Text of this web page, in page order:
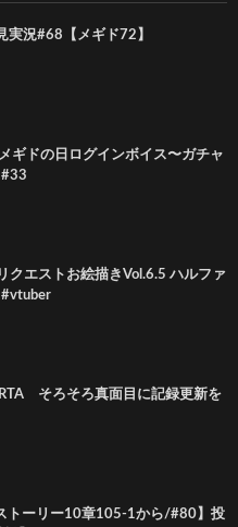
実況#68【メギド72】
ギドの日ログインボイス〜ガチャ
#33
クエストお絵描きVol.6.5 ハルファ
#vtuber
RTA そろそろ真面目に記録更新を
トーリー10章105-1から/#80】投